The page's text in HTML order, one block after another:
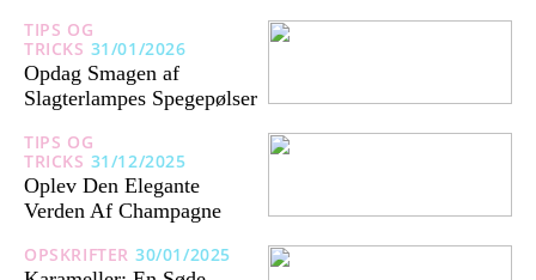
TIPS OG
TRICKS 31/01/2026
Opdag Smagen af
Slagterlampes Spegepølser
TIPS OG
TRICKS 31/12/2025
Oplev Den Elegante
Verden Af Champagne
OPSKRIFTER 30/01/2025